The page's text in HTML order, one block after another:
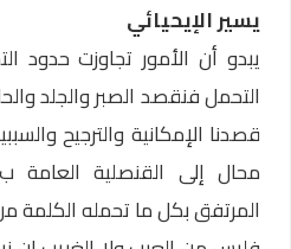
يسير الإيحيائي
يبدو أن الأمور تجاوزت حدود
التحمل فنقصد الصبر والجلد
قصدنا الإمكانية والترجيح
محال إلى القنصلية العامة
المرتفق بكل ما تحمله الكلمة